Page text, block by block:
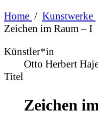
Home / Kunstwerke
Zeichen im Raum – I
Künstler*in
Otto Herbert
Titel
Zeichen